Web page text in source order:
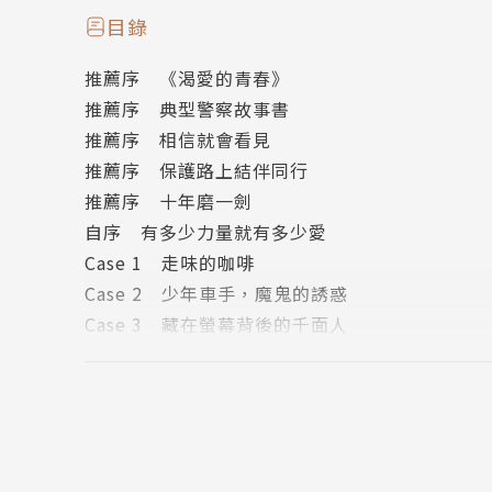
常。真人真事的詳細過程，敘述案件當事人如
這不只是故事而已，是一本適合家長在教養青春
理起手式及詢問技巧，更是年輕警察及社工學習的
作者簡介
邱子珍
畢業於台中女中，為中央警察大學法律學士、中
目前是臺北市政府警察局少年警察隊隊長、台北
目錄
推薦序 《渴愛的青春》
推薦序 典型警察故事書
推薦序 相信就會看見
推薦序 保護路上結伴同行
推薦序 十年磨一劍
自序 有多少力量就有多少愛
Case 1 走味的咖啡
Case 2 少年車手，魔鬼的誘惑
Case 3 藏在螢幕背後的千面人